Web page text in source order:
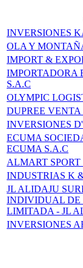
INVERSIONES
OLA Y
IMPORT &
IMPORTADORA
S.A.C
OLYMPIC
DUPREE VENTA
INVERSIONES
ECUMA
ECUMA S.A.C
ALMART SPORT
INDUSTRIAS K
JL ALIDAJU
INDIVIDUAL DE
LIMITADA - JL
INVERSIONES